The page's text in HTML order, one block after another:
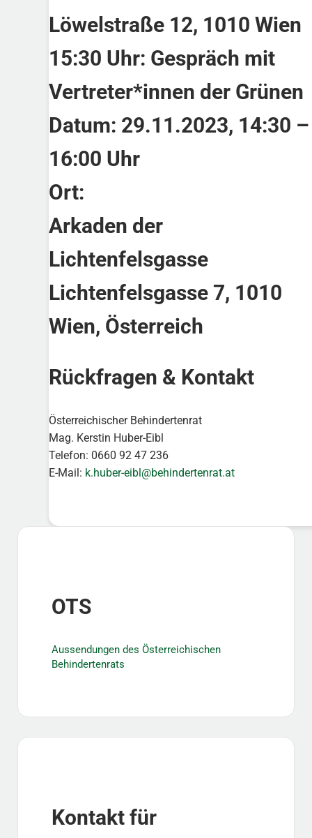
Löwelstraße 12, 1010 Wien
15:30 Uhr: Gespräch mit
Vertreter*innen der Grünen
Datum: 29.11.2023, 14:30 –
16:00 Uhr
Ort:
Arkaden der
Lichtenfelsgasse
Lichtenfelsgasse 7, 1010
Wien, Österreich
Rückfragen & Kontakt
Österreichischer Behindertenrat
Mag. Kerstin Huber-Eibl
Telefon: 0660 92 47 236
E-Mail: k.huber-eibl@behindertenrat.at
Sidebar
OTS
Aussendungen des Österreichischen
Behindertenrats
Kontakt für